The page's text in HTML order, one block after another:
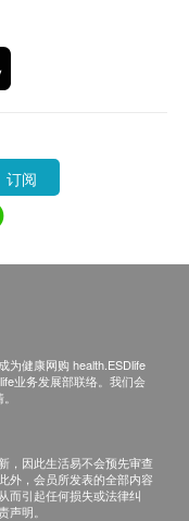
商户提出。
订阅
为健康网购 health.ESDlife
业务发展部联络。我们会
，因此生活易不会预先审查
外，会员所发表的全部内容
而引起任何损失或法律纠
明。